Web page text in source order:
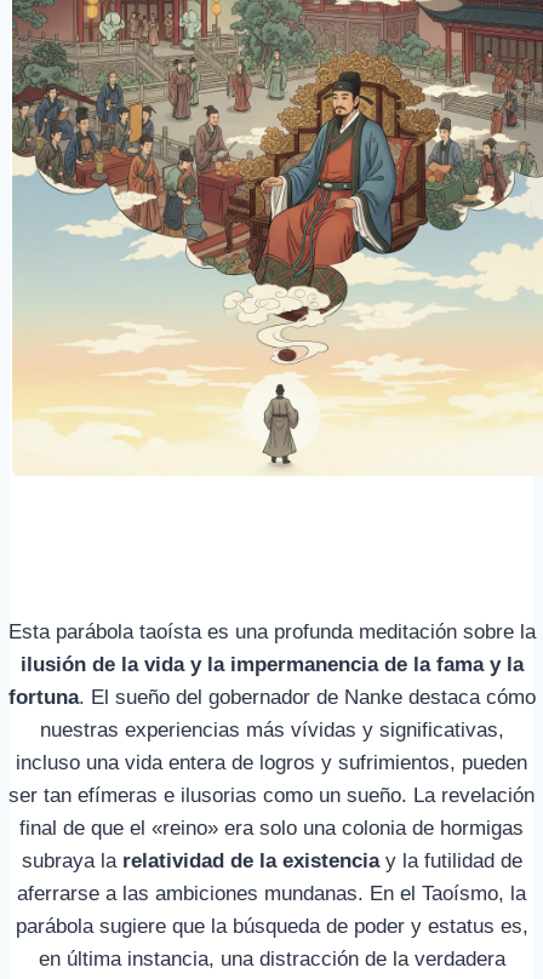
Esta parábola taoísta es una profunda meditación sobre la
ilusión de la vida y la impermanencia de la fama y la
fortuna. El sueño del gobernador de Nanke destaca cómo
nuestras experiencias más vívidas y significativas,
incluso una vida entera de logros y sufrimientos, pueden
ser tan efímeras e ilusorias como un sueño. La revelación
final de que el «reino» era solo una colonia de hormigas
subraya la relatividad de la existenciay la futilidad de
aferrarse a las ambiciones mundanas. En el Taoísmo, la
parábola sugiere que la búsqueda de poder y estatus es,
en última instancia, una distracción de la verdadera